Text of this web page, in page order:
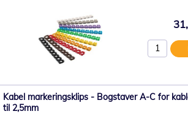
Kabel markeringsklips - Bogstaver A-C for
til 2,5mm